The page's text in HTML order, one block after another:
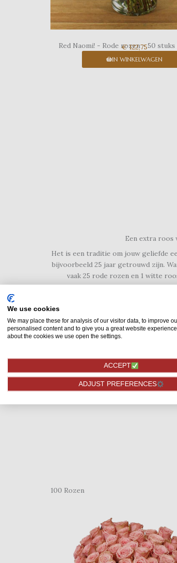
Red Naomi! - Rode rozen - 50 stuks
€ 122,75
IN WINKELWAGEN
Een extra roos
Het is een traditie om jouw geliefde
bijvoorbeeld 25 jaar getrouwd zijn.
vaak 25 rode rozen en 1 witte
100 Rozen
We use cookies
We may place these for analysis of our visitor data, to improve
personalised content and to give you a great website
about the cookies we use open the settings.
ACCEPT
ADJUST PREFERENCES